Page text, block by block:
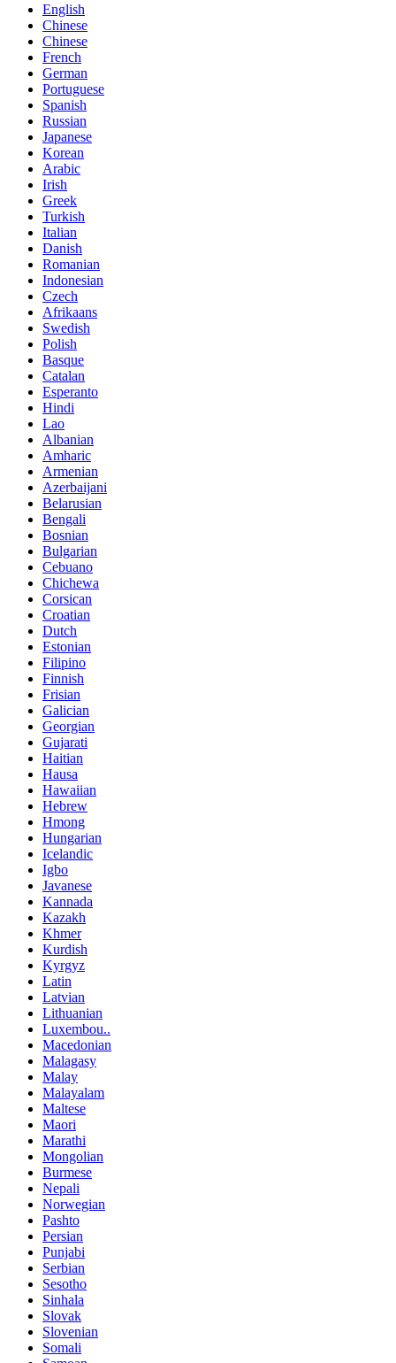
English
Chinese
Chinese
French
German
Portuguese
Spanish
Russian
Japanese
Korean
Arabic
Irish
Greek
Turkish
Italian
Danish
Romanian
Indonesian
Czech
Afrikaans
Swedish
Polish
Basque
Catalan
Esperanto
Hindi
Lao
Albanian
Amharic
Armenian
Azerbaijani
Belarusian
Bengali
Bosnian
Bulgarian
Cebuano
Chichewa
Corsican
Croatian
Dutch
Estonian
Filipino
Finnish
Frisian
Galician
Georgian
Gujarati
Haitian
Hausa
Hawaiian
Hebrew
Hmong
Hungarian
Icelandic
Igbo
Javanese
Kannada
Kazakh
Khmer
Kurdish
Kyrgyz
Latin
Latvian
Lithuanian
Luxembou..
Macedonian
Malagasy
Malay
Malayalam
Maltese
Maori
Marathi
Mongolian
Burmese
Nepali
Norwegian
Pashto
Persian
Punjabi
Serbian
Sesotho
Sinhala
Slovak
Slovenian
Somali